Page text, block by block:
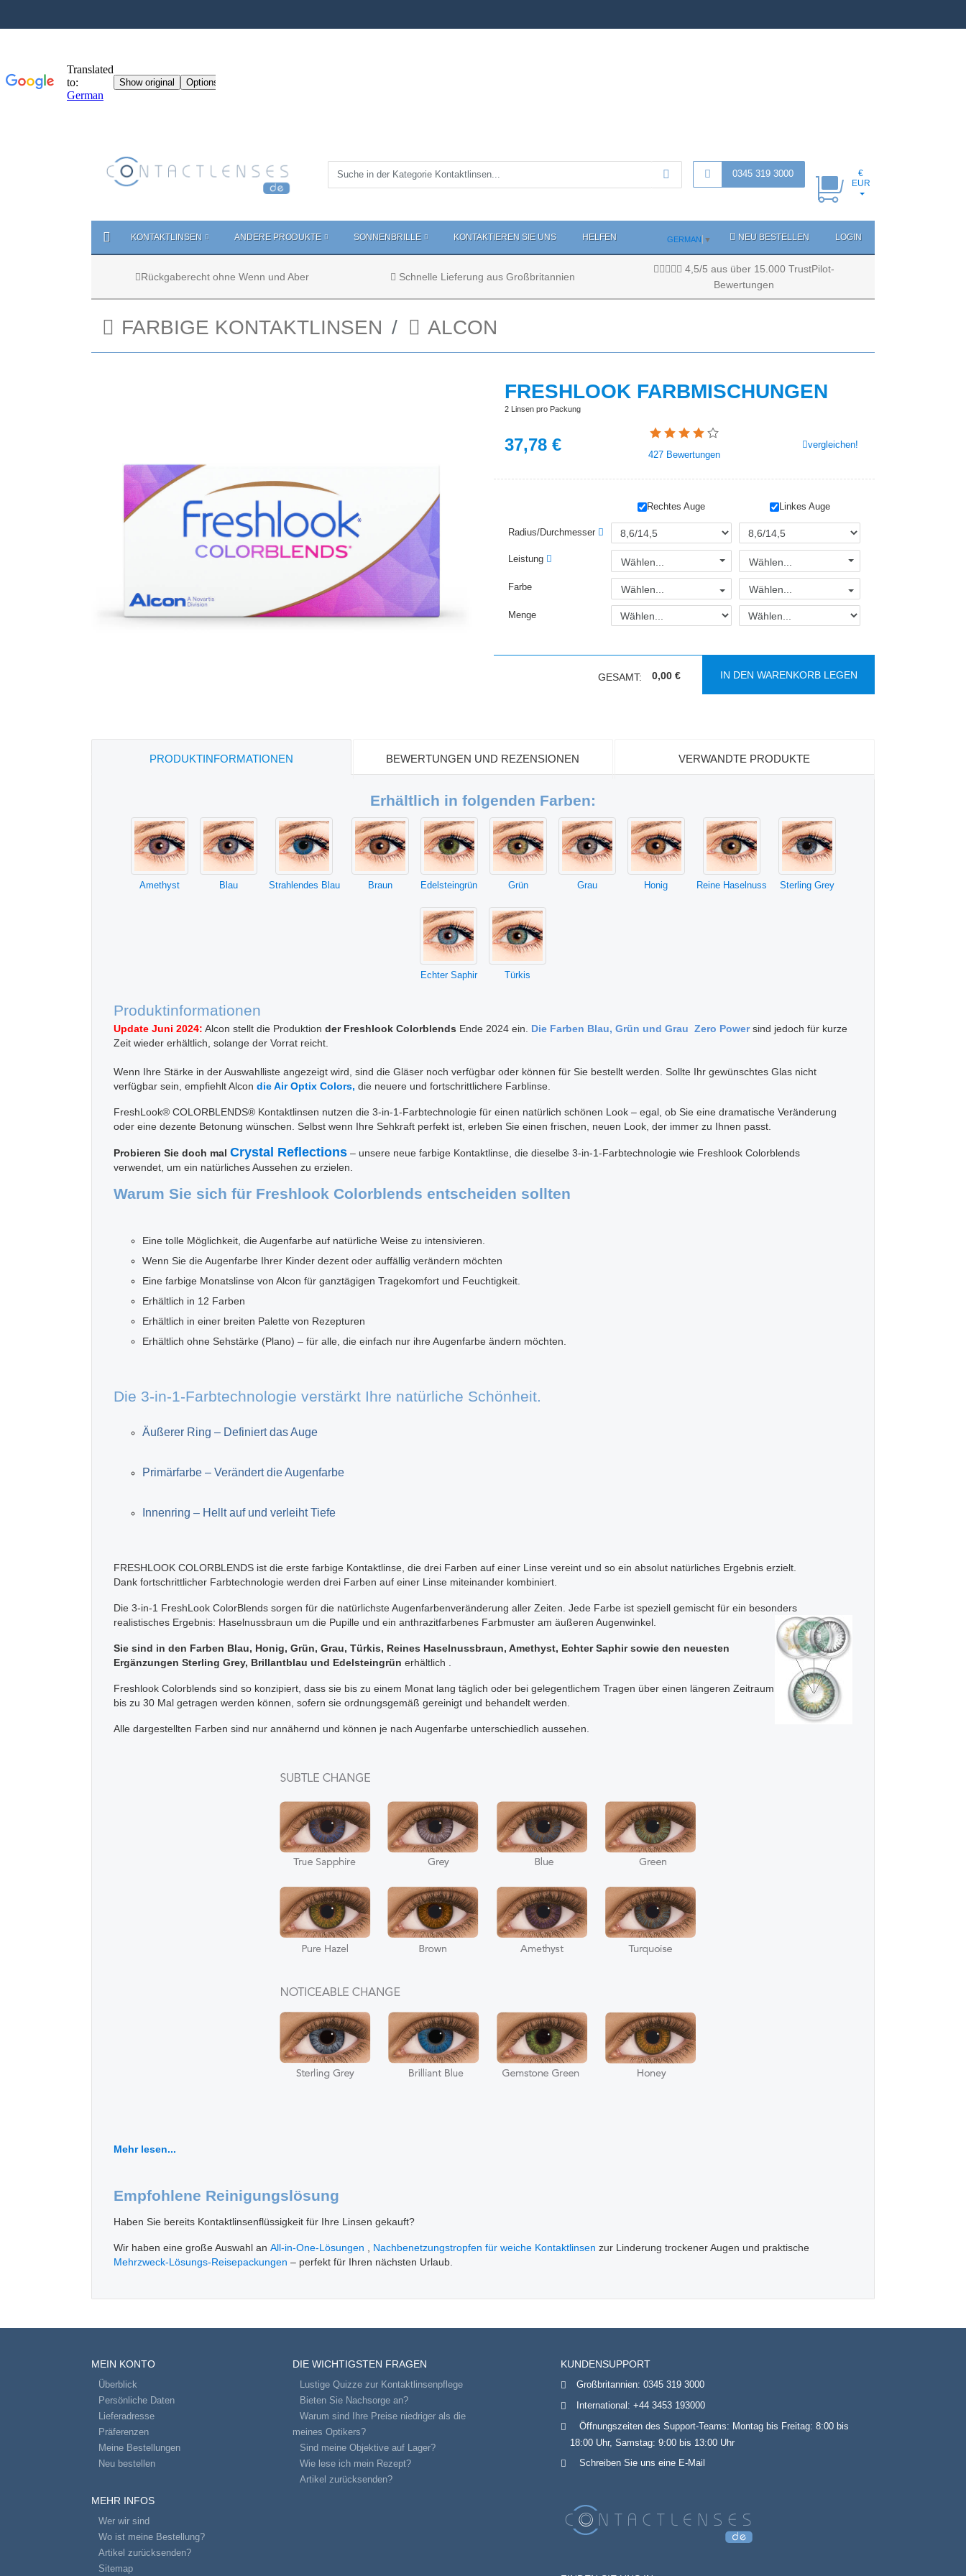
0345 319 3000
€
EUR
KONTAKTLINSEN ANDERE PRODUKTE SONNENBRILLE KONTAKTIEREN SIE UNS HELFEN GERMAN ▼ NEU BESTELLEN LOGIN
Rückgaberecht ohne Wenn und Aber Schnelle Lieferung aus Großbritannien
4,5/5 aus über 15.000 TrustPilot-
Bewertungen
FARBIGE KONTAKTLINSEN ALCON
FRESHLOOK FARBMISCHUNGEN
2 Linsen pro Packung
37,78 €
427 Bewertungen
vergleichen!
Rechtes Auge Linkes Auge
Radius/Durchmesser
Leistung Wählen... Wählen...
Farbe Wählen... Wählen...
Menge
GESAMT: 0,00 € IN DEN WARENKORB LEGEN
PRODUKTINFORMATIONEN BEWERTUNGEN UND REZENSIONEN VERWANDTE PRODUKTE
Erhältlich in folgenden Farben:
Amethyst Blau Strahlendes Blau Braun Edelsteingrün Grün Grau Honig Reine Haselnuss Sterling Grey
Echter Saphir Türkis
Produktinformationen
Update Juni 2024: Alcon stellt die Produktion der Freshlook Colorblends Ende 2024 ein. Die Farben Blau, Grün und Grau Zero Powersind jedoch für kurze
Zeit wieder erhältlich, solange der Vorrat reicht.
Wenn Ihre Stärke in der Auswahlliste angezeigt wird, sind die Gläser noch verfügbar oder können für Sie bestellt werden. Sollte Ihr gewünschtes Glas nicht
verfügbar sein, empfiehlt Alcon die Air Optix Colors, die neuere und fortschrittlichere Farblinse.
FreshLook® COLORBLENDS® Kontaktlinsen nutzen die 3-in-1-Farbtechnologie für einen natürlich schönen Look – egal, ob Sie eine dramatische Veränderung
oder eine dezente Betonung wünschen. Selbst wenn Ihre Sehkraft perfekt ist, erleben Sie einen frischen, neuen Look, der immer zu Ihnen passt.
Probieren Sie doch mal Crystal Reflections – unsere neue farbige Kontaktlinse, die dieselbe 3-in-1-Farbtechnologie wie Freshlook Colorblends
verwendet, um ein natürliches Aussehen zu erzielen.
Warum Sie sich für Freshlook Colorblends entscheiden sollten
Eine tolle Möglichkeit, die Augenfarbe auf natürliche Weise zu intensivieren.
Wenn Sie die Augenfarbe Ihrer Kinder dezent oder auffällig verändern möchten
Eine farbige Monatslinse von Alcon für ganztägigen Tragekomfort und Feuchtigkeit.
Erhältlich in 12 Farben
Erhältlich in einer breiten Palette von Rezepturen
Erhältlich ohne Sehstärke (Plano) – für alle, die einfach nur ihre Augenfarbe ändern möchten.
Die 3-in-1-Farbtechnologie verstärkt Ihre natürliche Schönheit.
Äußerer Ring – Definiert das Auge
Primärfarbe – Verändert die Augenfarbe
Innenring – Hellt auf und verleiht Tiefe
FRESHLOOK COLORBLENDS ist die erste farbige Kontaktlinse, die drei Farben auf einer Linse vereint und so ein absolut natürliches Ergebnis erzielt.
Dank fortschrittlicher Farbtechnologie werden drei Farben auf einer Linse miteinander kombiniert.
Die 3-in-1 FreshLook ColorBlends sorgen für die natürlichste Augenfarbenveränderung aller Zeiten. Jede Farbe ist speziell gemischt für ein besonders
realistisches Ergebnis: Haselnussbraun um die Pupille und ein anthrazitfarbenes Farbmuster am äußeren Augenwinkel.
Sie sind in den Farben Blau, Honig, Grün, Grau, Türkis, Reines Haselnussbraun, Amethyst, Echter Saphir sowie den neuesten
Ergänzungen Sterling Grey, Brillantblau und Edelsteingrün erhältlich .
Freshlook Colorblends sind so konzipiert, dass sie bis zu einem Monat lang täglich oder bei gelegentlichem Tragen über einen längeren Zeitraum
bis zu 30 Mal getragen werden können, sofern sie ordnungsgemäß gereinigt und behandelt werden.
Alle dargestellten Farben sind nur annähernd und können je nach Augenfarbe unterschiedlich aussehen.
Mehr lesen...
Empfohlene Reinigungslösung
Haben Sie bereits Kontaktlinsenflüssigkeit für Ihre Linsen gekauft?
Wir haben eine große Auswahl an All-in-One-Lösungen Nachbenetzungstropfen für weiche Kontaktlinsen zur Linderung trockener Augen und praktische
Mehrzweck-Lösungs-Reisepackungen – perfekt für Ihren nächsten Urlaub.
MEIN KONTO
Überblick
Persönliche Daten
Lieferadresse
Präferenzen
Meine Bestellungen
Neu bestellen
MEHR INFOS
Wer wir sind
Wo ist meine Bestellung?
Artikel zurücksenden?
Sitemap
DIE WICHTIGSTEN FRAGEN
Lustige Quizze zur Kontaktlinsenpflege
Bieten Sie Nachsorge an?
Warum sind Ihre Preise niedriger als die
meines Optikers?
Sind meine Objektive auf Lager?
Wie lese ich mein Rezept?
Artikel zurücksenden?
KUNDENSUPPORT
Großbritannien:0345 319 3000
International:+44 3453 193000
Öffnungszeiten des Support-Teams: Montag bis Freitag: 8:00 bis
18:00 Uhr, Samstag: 9:00 bis 13:00 Uhr
Schreiben Sie uns eine E-Mail